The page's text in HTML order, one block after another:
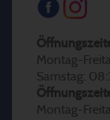
Montag-
Samstag:
Montag-